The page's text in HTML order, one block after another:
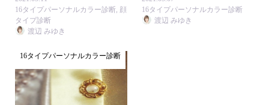
16タイプパーソナルカラー診断, 顔
タイプ診断
渡辺 みゆき
16タイプパーソナルカラー診断
渡辺 みゆき
16タイプパーソナルカラー診断